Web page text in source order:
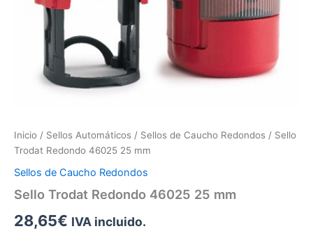
Inicio / Sellos Automáticos / Sellos de Caucho Redondos / Sello
Trodat Redondo 46025 25 mm
Sellos de Caucho Redondos
Sello Trodat Redondo 46025 25 mm
28,65€ IVA incluido.